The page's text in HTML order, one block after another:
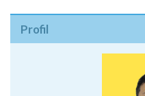
Profil